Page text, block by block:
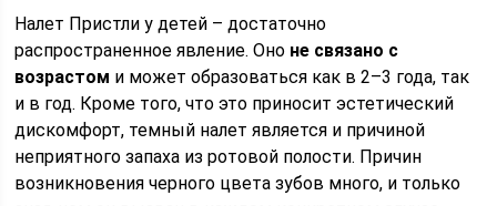
Налет Пристли у детей – достаточно
распространенное явление. Оно не связано с
возрастом и может образоваться как в 2–3 года, так
и в год. Кроме того, что это приносит эстетический
дискомфорт, темный налет является и причиной
неприятного запаха из ротовой полости. Причин
возникновения черного цвета зубов много, и только